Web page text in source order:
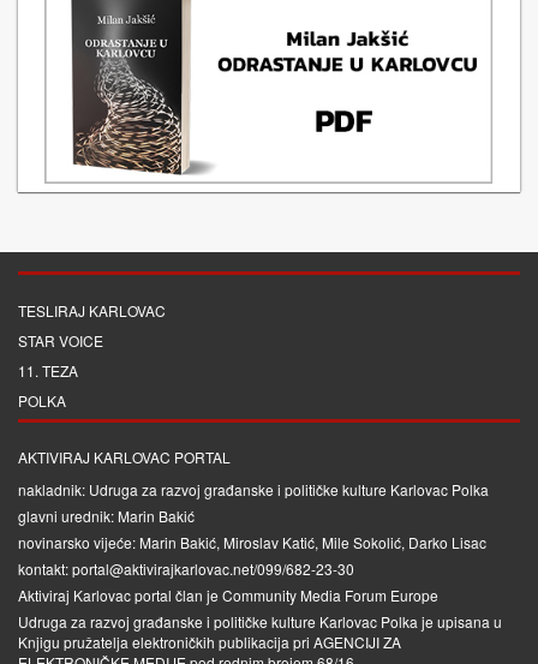
TESLIRAJ KARLOVAC
STAR VOICE
11. TEZA
POLKA
AKTIVIRAJ KARLOVAC PORTAL
nakladnik: Udruga za razvoj građanske i političke kulture Karlovac Polka
glavni urednik: Marin Bakić
novinarsko vijeće: Marin Bakić, Miroslav Katić, Mile Sokolić, Darko Lisac
kontakt: portal@aktivirajkarlovac.net/099/682-23-30
Aktiviraj Karlovac portal član je Community Media Forum Europe
Udruga za razvoj građanske i političke kulture Karlovac Polka je upisana u
Knjigu pružatelja elektroničkih publikacija pri AGENCIJI ZA